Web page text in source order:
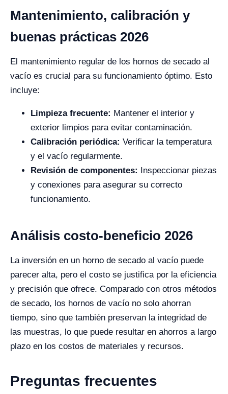
Mantenimiento, calibración y
buenas prácticas 2026
El mantenimiento regular de los hornos de secado al
vacío es crucial para su funcionamiento óptimo. Esto
incluye:
Limpieza frecuente: Mantener el interior y
exterior limpios para evitar contaminación.
Calibración periódica: Verificar la temperatura
y el vacío regularmente.
Revisión de componentes: Inspeccionar piezas
y conexiones para asegurar su correcto
funcionamiento.
Análisis costo-beneficio 2026
La inversión en un horno de secado al vacío puede
parecer alta, pero el costo se justifica por la eficiencia
y precisión que ofrece. Comparado con otros métodos
de secado, los hornos de vacío no solo ahorran
tiempo, sino que también preservan la integridad de
las muestras, lo que puede resultar en ahorros a largo
plazo en los costos de materiales y recursos.
Preguntas frecuentes